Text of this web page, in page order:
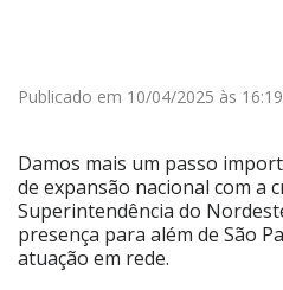
Publicado em 10/04/2025 às 16:19
Damos mais um passo
de expansão nacional com a
Superintendência do
presença para além de São
atuação em rede.